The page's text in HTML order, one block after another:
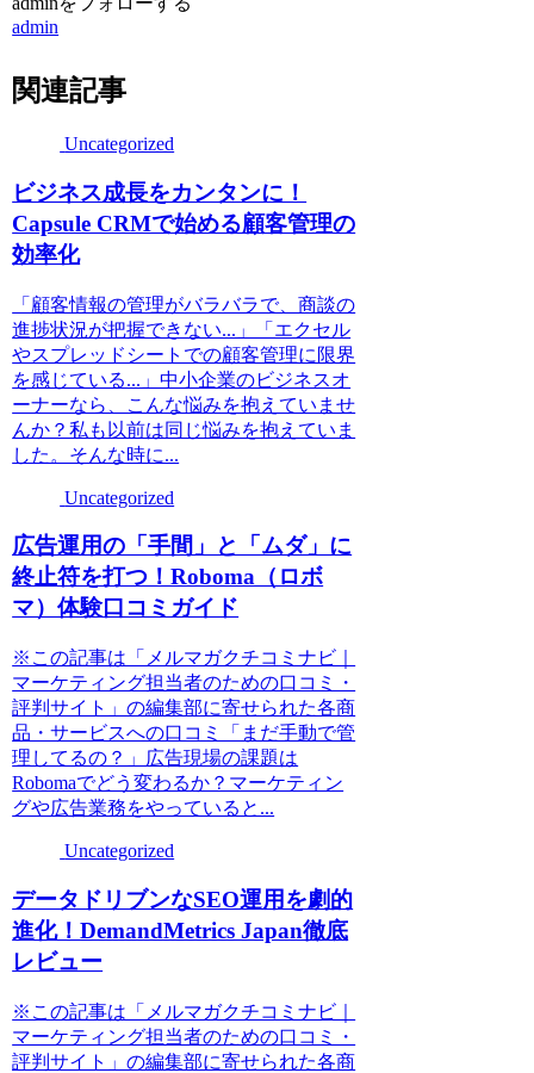
admin
関連記事
Uncategorized
ビジネス成長をカンタンに！
Capsule CRMで始める顧客管理の
効率化
「顧客情報の管理がバラバラで、商談の
進捗状況が把握できない...」「エクセル
やスプレッドシートでの顧客管理に限界
を感じている...」中小企業のビジネスオ
ーナーなら、こんな悩みを抱えていませ
んか？私も以前は同じ悩みを抱えていま
した。そんな時に...
Uncategorized
広告運用の「手間」と「ムダ」に
終止符を打つ！Roboma（ロボ
マ）体験口コミガイド
※この記事は「メルマガクチコミナビ｜
マーケティング担当者のための口コミ・
評判サイト」の編集部に寄せられた各商
品・サービスへの口コミ「まだ手動で管
理してるの？」広告現場の課題は
Robomaでどう変わるか？マーケティン
グや広告業務をやっていると...
Uncategorized
データドリブンなSEO運用を劇的
進化！DemandMetrics Japan徹底
レビュー
※この記事は「メルマガクチコミナビ｜
マーケティング担当者のための口コミ・
評判サイト」の編集部に寄せられた各商